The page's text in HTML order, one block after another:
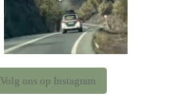
Volg ons op Instagram